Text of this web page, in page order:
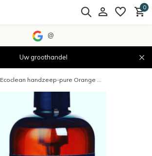
0
@
Uw groothandel
Ecoclean handzeep-pure Orange ...